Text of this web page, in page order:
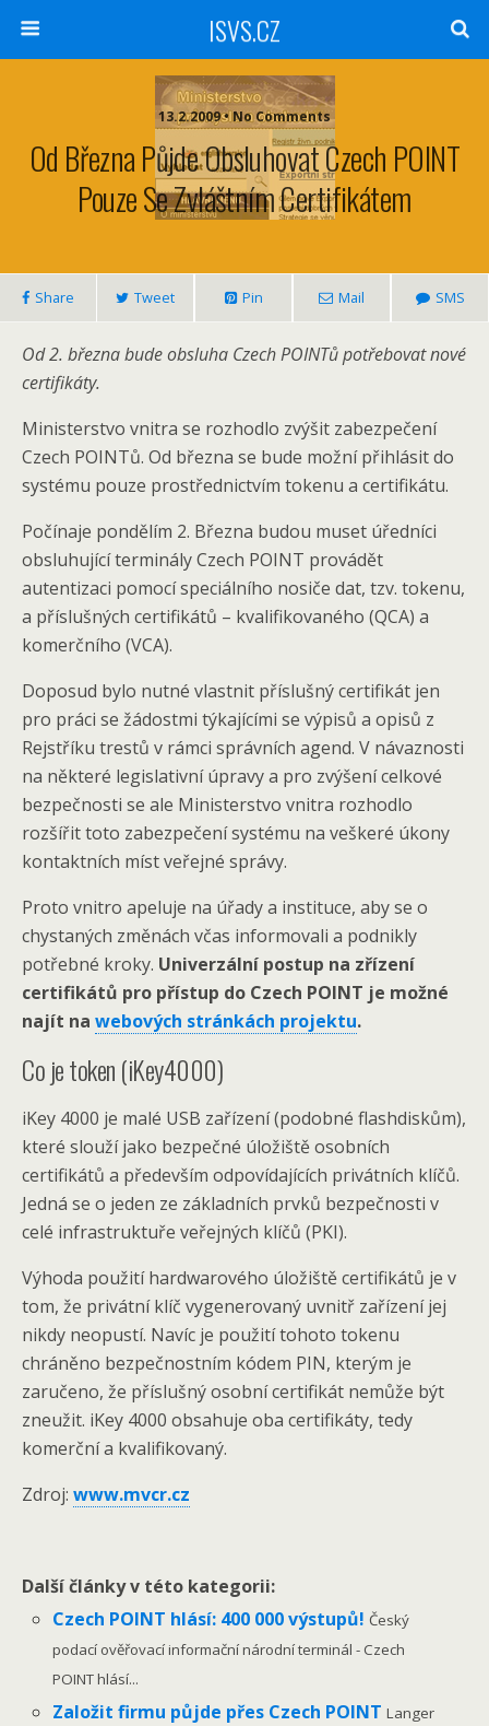
ISVS.CZ
13.2.2009 • No Comments
Od Března Půjde Obsluhovat Czech POINT
Pouze Se Zvláštním Certifikátem
Share Tweet Pin Mail SMS
Od 2. března bude obsluha Czech POINTů potřebovat nové
certifikáty.
Ministerstvo vnitra se rozhodlo zvýšit zabezpečení
Czech POINTů. Od března se bude možní přihlásit do
systému pouze prostřednictvím tokenu a certifikátu.
Počínaje pondělím 2. Března budou muset úředníci
obsluhující terminály Czech POINT provádět
autentizaci pomocí speciálního nosiče dat, tzv. tokenu,
a příslušných certifikátů – kvalifikovaného (QCA) a
komerčního (VCA).
Doposud bylo nutné vlastnit příslušný certifikát jen
pro práci se žádostmi týkajícími se výpisů a opisů z
Rejstříku trestů v rámci správních agend. V návaznosti
na některé legislativní úpravy a pro zvýšení celkové
bezpečnosti se ale Ministerstvo vnitra rozhodlo
rozšířit toto zabezpečení systému na veškeré úkony
kontaktních míst veřejné správy.
Proto vnitro apeluje na úřady a instituce, aby se o
chystaných změnách včas informovali a podnikly
potřebné kroky. Univerzální postup na zřízení
certifikátů pro přístup do Czech POINT je možné
najít na webových stránkách projektu.
Co je token (iKey4000)
iKey 4000 je malé USB zařízení (podobné flashdiskům),
které slouží jako bezpečné úložiště osobních
certifikátů a především odpovídajících privátních klíčů.
Jedná se o jeden ze základních prvků bezpečnosti v
celé infrastruktuře veřejných klíčů (PKI).
Výhoda použití hardwarového úložiště certifikátů je v
tom, že privátní klíč vygenerovaný uvnitř zařízení jej
nikdy neopustí. Navíc je použití tohoto tokenu
chráněno bezpečnostním kódem PIN, kterým je
zaručeno, že příslušný osobní certifikát nemůže být
zneužit. iKey 4000 obsahuje oba certifikáty, tedy
komerční a kvalifikovaný.
Zdroj: www.mvcr.cz
Další články v této kategorii:
Czech POINT hlásí: 400 000 výstupů!Český
podací ověřovací informační národní terminál - Czech
POINT hlásí...
Založit firmu půjde přes Czech POINTLanger